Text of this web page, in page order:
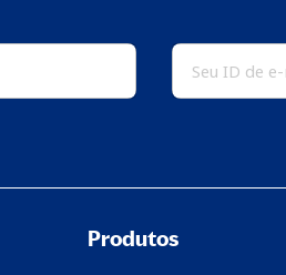
Produtos